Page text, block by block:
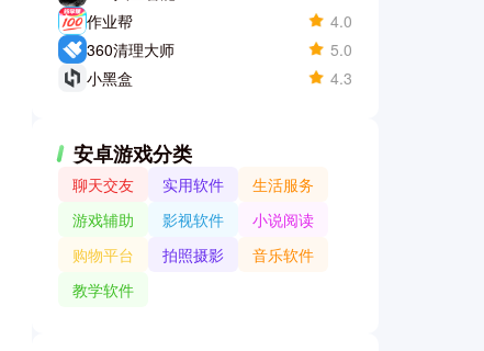
作业帮
4.0
360清理大师
5.0
小黑盒
4.3
安卓游戏分类
聊天交友 实用软件
生活服务
游戏辅助
影视软件
小说阅读
购物平台
拍照摄影
音乐软件
教学软件